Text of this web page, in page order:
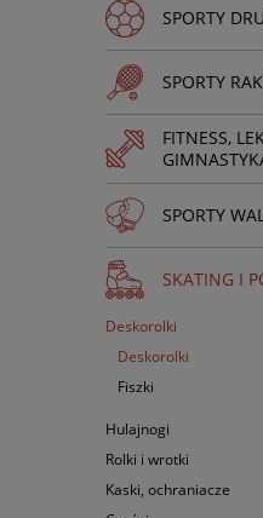
SPORTY
SPORTY
FITNESS,
SPORTY
SKATING I
Deskorolki
Deskorolki
Fiszki
Hulajnogi
Rolki i wrotki
Kaski, ochraniacze